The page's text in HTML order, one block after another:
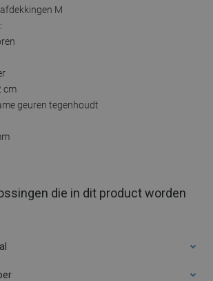
M
cm
geuren tegenhoudt
die in dit product worden